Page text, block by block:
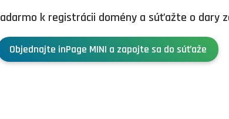
k registrácii domény a súťažte o dary
Objednajte inPage MINI a zapojte sa do súťaže